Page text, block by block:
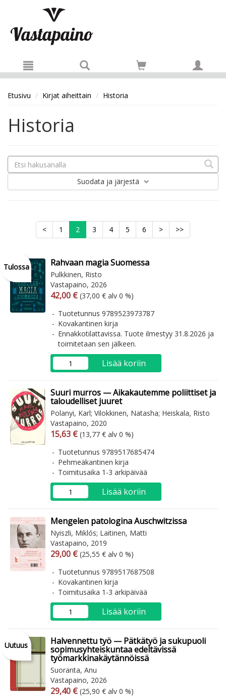
Etusivu Kirjat aiheittain Historia
Historia
Suodata ja järjestä
< 1 2 3 4 5 6 > >>
Tulossa Rahvaan magia Suomessa
Pulkkinen, Risto
Vastapaino, 2026
Arvonlisäverollinen hinta
42,00 € Arvonlisäveroton hinta
(37,00 € alv 0 %)
Tuotetunnus 9789523973787
Kovakantinen kirja
Ennakkotilattavissa. Tuote ilmestyy 31.8.2026 ja
toimitetaan sen jälkeen.
Lisää koriin
Suuri murros — Aikakautemme poliittiset ja
taloudelliset juuret
Polanyi, Karl; Vilokkinen, Natasha; Heiskala, Risto
Vastapaino, 2020
Arvonlisäverollinen hinta
15,63 € Arvonlisäveroton hinta
(13,77 € alv 0 %)
Tuotetunnus 9789517685474
Pehmeäkantinen kirja
Toimitusaika 1-3 arkipäivää
Lisää koriin
Mengelen patologina Auschwitzissa
Nyiszli, Miklós; Laitinen, Matti
Vastapaino, 2019
Arvonlisäverollinen hinta
29,00 € Arvonlisäveroton hinta
(25,55 € alv 0 %)
Tuotetunnus 9789517687508
Kovakantinen kirja
Toimitusaika 1-3 arkipäivää
Lisää koriin
Uutuus Halvennettu työ — Pätkätyö ja sukupuoli
sopimusyhteiskuntaa edeltävissä
työmarkkinakäytännöissä
Suoranta, Anu
Vastapaino, 2026
Arvonlisäverollinen hinta
29,40 € Arvonlisäveroton hinta
(25,90 € alv 0 %)